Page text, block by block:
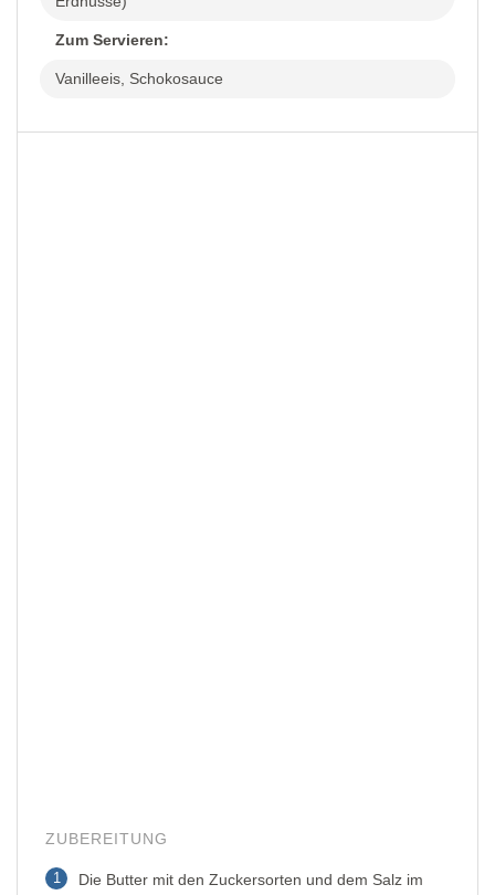
Zum Servieren:
Vanilleeis, Schokosauce
ZUBEREITUNG
1
Die Butter mit den Zuckersorten und dem Salz im